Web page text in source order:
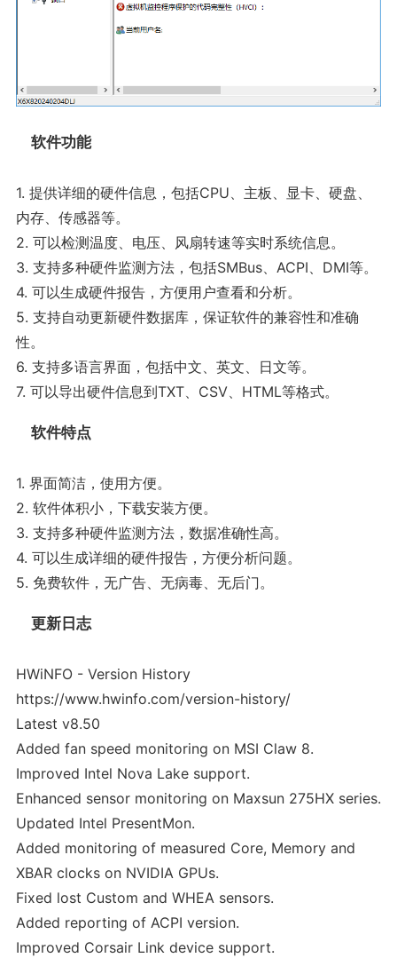
软件功能
1. 提供详细的硬件信息，包括CPU、主板、显卡、硬盘、
内存、传感器等。
2. 可以检测温度、电压、风扇转速等实时系统信息。
3. 支持多种硬件监测方法，包括SMBus、ACPI、DMI等。
4. 可以生成硬件报告，方便用户查看和分析。
5. 支持自动更新硬件数据库，保证软件的兼容性和准确
性。
6. 支持多语言界面，包括中文、英文、日文等。
7. 可以导出硬件信息到TXT、CSV、HTML等格式。
软件特点
1. 界面简洁，使用方便。
2. 软件体积小，下载安装方便。
3. 支持多种硬件监测方法，数据准确性高。
4. 可以生成详细的硬件报告，方便分析问题。
5. 免费软件，无广告、无病毒、无后门。
更新日志
HWiNFO - Version History
https://www.hwinfo.com/version-history/
Latest v8.50
Added fan speed monitoring on MSI Claw 8.
Improved Intel Nova Lake support.
Enhanced sensor monitoring on Maxsun 275HX series.
Updated Intel PresentMon.
Added monitoring of measured Core, Memory and
XBAR clocks on NVIDIA GPUs.
Fixed lost Custom and WHEA sensors.
Added reporting of ACPI version.
Improved Corsair Link device support.